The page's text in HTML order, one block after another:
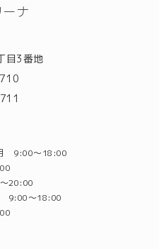
ナ
目3番地
9:00～18:00
20:00
9:00～18:00